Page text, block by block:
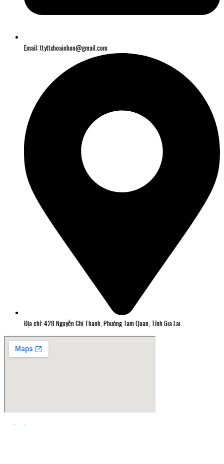
Email: ttyttxhoainhon@gmail.com
Địa chỉ: 428 Nguyễn Chí Thanh, Phường Tam Quan, Tỉnh Gia Lai.
Thiết kế web Quy Nhơn Greensoft.vn